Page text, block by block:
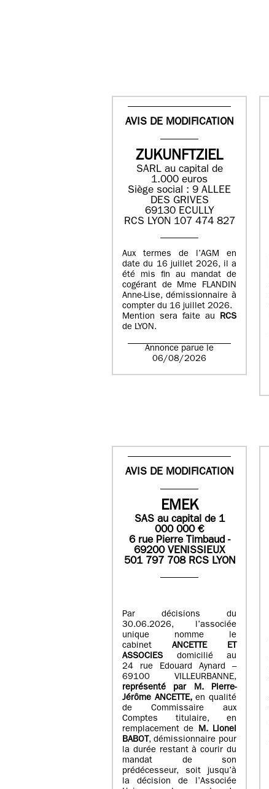
AVIS DE MODIFICATION
ZUKUNFTZIEL
SARL au capital de
1.000 euros
Siège social : 9 ALLEE
DES GRIVES
69130 ECULLY
RCS LYON 107 474 827
Aux termes de l’AGM en
date du 16 juillet 2026, il a
été mis fin au mandat de
cogérant de Mme FLANDIN
Anne-Lise, démissionnaire à
compter du 16 juillet 2026.
Mention sera faite au RCS
de LYON.
Annonce parue le
06/08/2026
AVIS DE MODIFICATION
EMEK
SASau capital de 1
000 000€
6 rue Pierre Timbaud -
69200 VENISSIEUX
501 797 708 RCS LYON
Par décisions du
30.06.2026, l’associée
unique nomme le
cabinet ANCETTE ET
ASSOCIES
domicilié au
24 rue Edouard Aynard –
69100 VILLEURBANNE,
représenté par M.Pierre-
Jérôme ANCETTE, en qualité
de Commissaire aux
Comptes titulaire, en
remplacement de M.Lionel
BABOT, démissionnaire pour
la durée restant à courir du
mandat de son
prédécesseur, soit jusqu’à
la décision de l’Associée